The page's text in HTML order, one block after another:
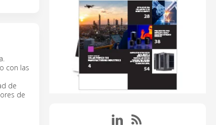
con las
de
de